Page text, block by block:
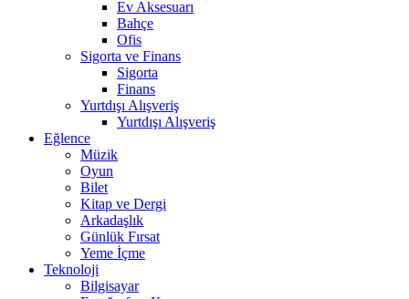
Ev Aksesuarı
Bahçe
Ofis
Sigorta ve Finans
Sigorta
Finans
Yurtdışı Alışveriş
Yurtdışı Alışveriş
Eğlence
Müzik
Oyun
Bilet
Kitap ve Dergi
Arkadaşlık
Günlük Fırsat
Yeme İçme
Teknoloji
Bilgisayar